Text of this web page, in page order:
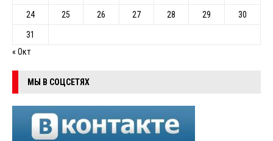
24 25 26 27 28 29 30
31
« Окт
МЫ В СОЦСЕТЯХ